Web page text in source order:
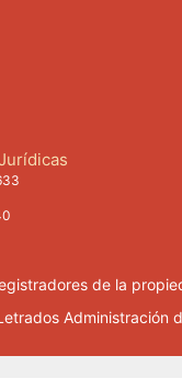
de la
Administración